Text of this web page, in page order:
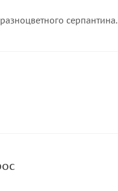
серпантина.